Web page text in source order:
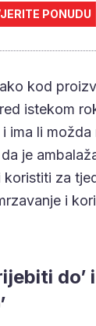
PONUDU
kod
istekom
ima li možda
je
za
i
do’ i